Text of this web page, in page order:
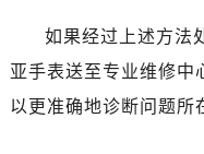
如果经过上述方法
亚手表送至专业维修中
以更准确地诊断问题所